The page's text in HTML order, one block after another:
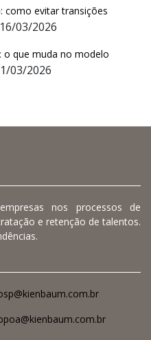
como evitar transições
16/03/2026
o que muda no modelo
03/2026
nos processos de
e retenção de talentos.